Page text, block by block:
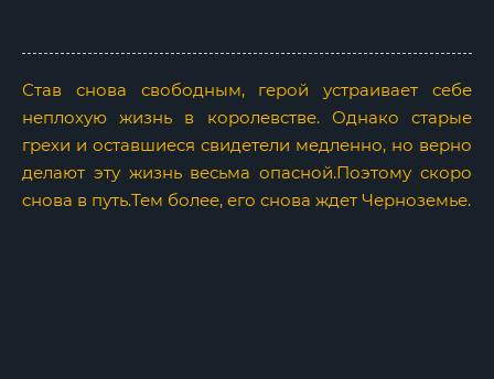
Став снова свободным, герой устраивает себе
неплохую жизнь в королевстве. Однако старые
грехи и оставшиеся свидетели медленно, но верно
делают эту жизнь весьма опасной.Поэтому скоро
снова в путь.Тем более, его снова ждет Черноземье.